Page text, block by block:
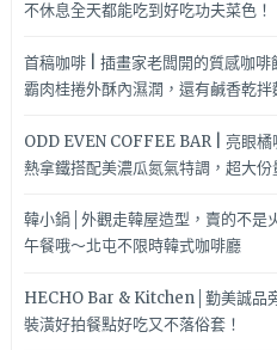
不休息全天都能吃到好吃功夫菜色！
首稿咖啡 | 插畫家老闆開的質感咖
霸肉桂捲外酥內濕潤，還有鹹香乾拌
ODD EVEN COFFEE BAR | 亮眼
熱拿鐵搭配美濃瓜氮氣特調，超大
韓小鍋│外觀走韓屋造型，賣的不是
午餐哦～北屯不限時韓式咖啡廳
HECHO Bar & Kitchen│勤美誠品
裝潢好拍餐點好吃又不落俗套！